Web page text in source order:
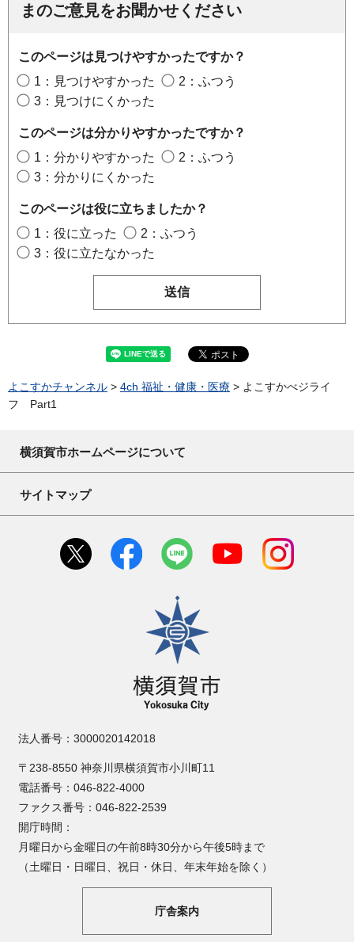
まのご意見をお聞かせください
このページは見つけやすかったですか？
1：見つけやすかった
2：ふつう
3：見つけにくかった
このページは分かりやすかったですか？
1：分かりやすかった
2：ふつう
3：分かりにくかった
このページは役に立ちましたか？
1：役に立った
2：ふつう
3：役に立たなかった
よこすかチャンネル > 4ch 福祉・健康・医療 > よこすかべジライ
フ Part1
横須賀市ホームページについて
サイトマップ
横須賀市
法人番号：3000020142018
〒238-8550 神奈川県横須賀市小川町11
電話番号：046-822-4000
ファクス番号：046-822-2539
開庁時間：
月曜日から金曜日の午前8時30分から午後5時まで
（土曜日・日曜日、祝日・休日、年末年始を除く）
庁舎案内